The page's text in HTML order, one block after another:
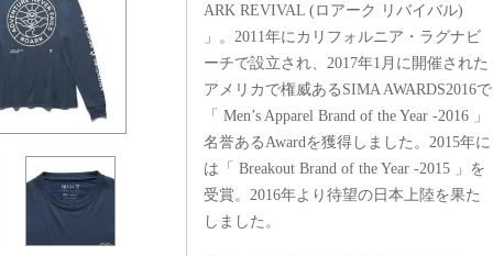
ARK REVIVAL (ロアーク リバイバル)
」。2011年にカリフォルニア・ラグナビ
ーチで設立され、2017年1月に開催された
アメリカで権威あるSIMA AWARDS2016で
「 Men’s Apparel Brand of the Year -2016 」
名誉あるAwardを獲得しました。2015年に
は「 Breakout Brand of the Year -2015 」を
受賞。2016年より待望の日本上陸を果た
しました。